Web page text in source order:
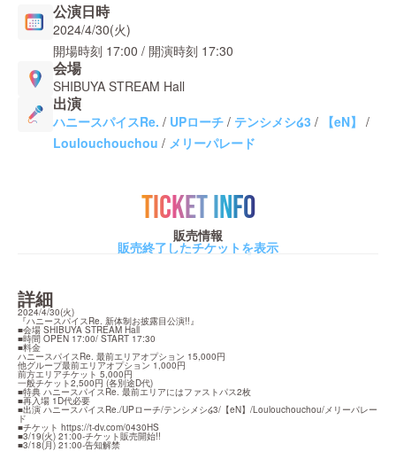
公演日時
2024/4/30(火)
開場時刻 17:00 / 開演時刻 17:30
会場
SHIBUYA STREAM Hall
出演
ハニースパイスRe. / UPローチ / テンシメシ໒3 / 【eN】 /
Loulouchouchou / メリーパレード
TICKET INFO
販売情報
販売終了したチケットを表示
詳細
2024/4/30(火)
『ハニースパイスRe. 新体制お披露目公演!!』
■会場 SHIBUYA STREAM Hall
■時間 OPEN 17:00/ START 17:30
■料金
ハニースパイスRe. 最前エリアオプション 15,000円
他グループ最前エリアオプション 1,000円
前方エリアチケット 5,000円
一般チケット2,500円 (各別途D代)
■特典 ハニースパイスRe. 最前エリアにはファストパス2枚
■再入場 1D代必要
■出演 ハニースパイスRe./UPローチ/テンシメシ໒3/【eN】/Loulouchouchou/メリーパレー
ド
■チケット https://t-dv.com/0430HS
■3/19(火) 21:00-チケット販売開始!!
■3/18(月) 21:00-告知解禁